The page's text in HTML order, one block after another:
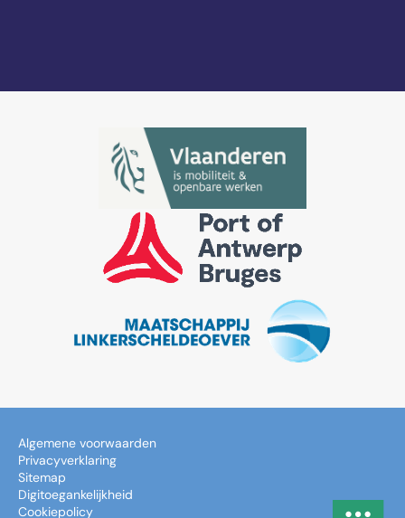
Algemene voorwaarden
Privacyverklaring
Sitemap
Digitoegankelijkheid
Cookiepolicy